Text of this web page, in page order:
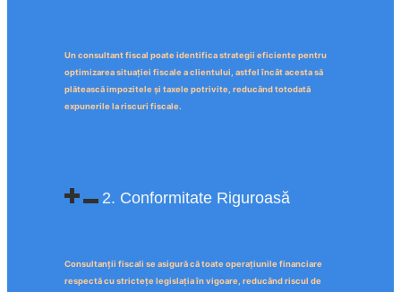
Un consultant fiscal poate identifica strategii eficiente pentru
optimizarea situației fiscale a clientului, astfel încât acesta să
plătească impozitele și taxele potrivite, reducând totodată
expunerile la riscuri fiscale.
2. Conformitate Riguroasă
Consultanții fiscali se asigură că toate operațiunile financiare
respectă cu strictețe legislația în vigoare, reducând riscul de